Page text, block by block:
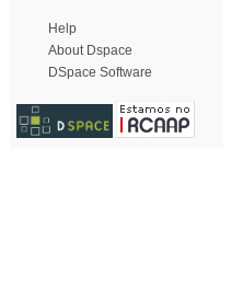
Help
About Dspace
DSpace Software